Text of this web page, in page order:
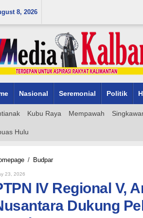
8, 2026
Nasional Seremonial Politik
Kubu Raya Mempawah
Hulu
/ BudparPTPN
V,
Anak
Usaha
Holding
23, 2026
IV Regional V,
Dukung